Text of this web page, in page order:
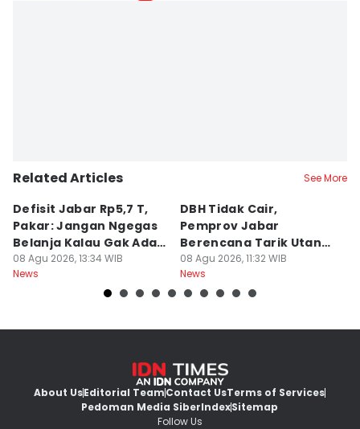
Related Articles See More
Defisit Jabar Rp5,7 T,
Pakar: Jangan Ngegas
Belanja Kalau Gak Ada
Duit
08 Agu 2026, 13:34 WIB
News
DBH Tidak Cair,
Pemprov Jabar
Berencana Tarik Utang
Rp3,4 Triliun
08 Agu 2026, 11:32 WIB
News
About UsEditorial TeamContact UsTerms of Services
Pedoman Media SiberIndexSitemap
Follow Us